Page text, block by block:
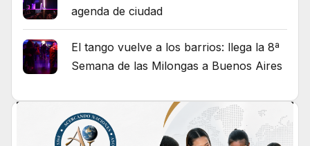
agenda de ciudad
El tango vuelve a los barrios: llega la 8ª
Semana de las Milongas a Buenos Aires